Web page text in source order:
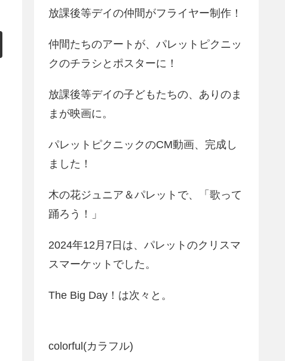
放課後等デイの仲間がフライヤー制作！
仲間たちのアートが、パレットピクニッ
クのチラシとポスターに！
放課後等デイの子どもたちの、ありのま
まが映画に。
パレットピクニックのCM動画、完成し
ました！
木の花ジュニア＆パレットで、「歌って
踊ろう！」
2024年12月7日は、パレットのクリスマ
スマーケットでした。
The Big Day！は次々と。
colorful(カラフル)